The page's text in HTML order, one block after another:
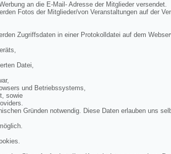
an die E-Mail- Adresse der Mitglieder versendet.
Fotos der Mitglieder/von Veranstaltungen auf der
Zugriffsdaten in einer Protokolldatei auf dem
Datei,
und Betriebssystems,
sowie
Gründen notwendig. Diese Daten erlauben uns